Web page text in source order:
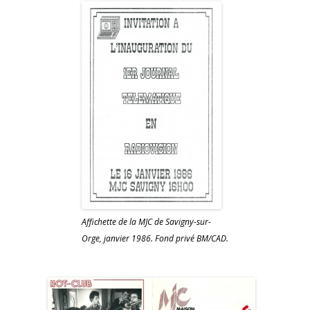
Affichette de la MJC de Savigny-sur-
Orge, janvier 1986. Fond privé BM/CAD.